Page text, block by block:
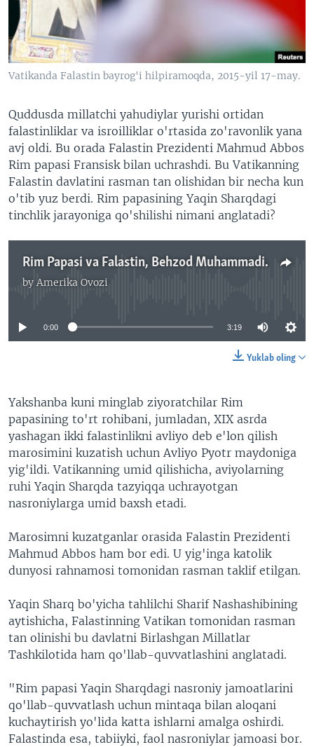
VIDEO
XABARLAR SURATLARDA
ODNOKLASSNIKI
TELEGRAM
TWITTER
Vatikanda Falastin bayrog'i hilpiramoqda, 2015-yil 17-may.
Quddusda millatchi yahudiylar yurishi ortidan
falastinliklar va isroilliklar o'rtasida zo'ravonlik yana
avj oldi. Bu orada Falastin Prezidenti Mahmud Abbos
Rim papasi Fransisk bilan uchrashdi. Bu Vatikanning
Falastin davlatini rasman tan olishidan bir necha kun
o'tib yuz berdi. Rim papasining Yaqin Sharqdagi
tinchlik jarayoniga qo'shilishi nimani anglatadi?
Rim Papasi va Falastin, Behzod Muhammadiy
by Amerika Ovozi
No media source currently available
0:00 3:19
Yuklab oling
Yakshanba kuni minglab ziyoratchilar Rim
papasining to'rt rohibani, jumladan, XIX asrda
yashagan ikki falastinlikni avliyo deb e'lon qilish
marosimini kuzatish uchun Avliyo Pyotr maydoniga
yig'ildi. Vatikanning umid qilishicha, aviyolarning
ruhi Yaqin Sharqda tazyiqqa uchrayotgan
nasroniylarga umid baxsh etadi.
Marosimni kuzatganlar orasida Falastin Prezidenti
Mahmud Abbos ham bor edi. U yig'inga katolik
dunyosi rahnamosi tomonidan rasman taklif etilgan.
Yaqin Sharq bo'yicha tahlilchi Sharif Nashashibining
aytishicha, Falastinning Vatikan tomonidan rasman
tan olinishi bu davlatni Birlashgan Millatlar
Tashkilotida ham qo'llab-quvvatlashini anglatadi.
"Rim papasi Yaqin Sharqdagi nasroniy jamoatlarini
qo'llab-quvvatlash uchun mintaqa bilan aloqani
kuchaytirish yo'lida katta ishlarni amalga oshirdi.
Falastinda esa, tabiiyki, faol nasroniylar jamoasi bor.